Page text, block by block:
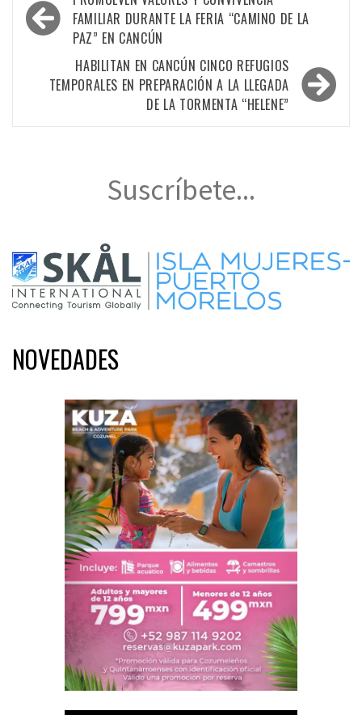
de
entradas
FAMILIAR DURANTE LA FERIA “CAMINO DE LA
PAZ” EN CANCÚN
HABILITAN EN CANCÚN CINCO REFUGIOS
TEMPORALES EN PREPARACIÓN A LA LLEGADA
DE LA TORMENTA “HELENE”
Suscríbete...
NOVEDADES